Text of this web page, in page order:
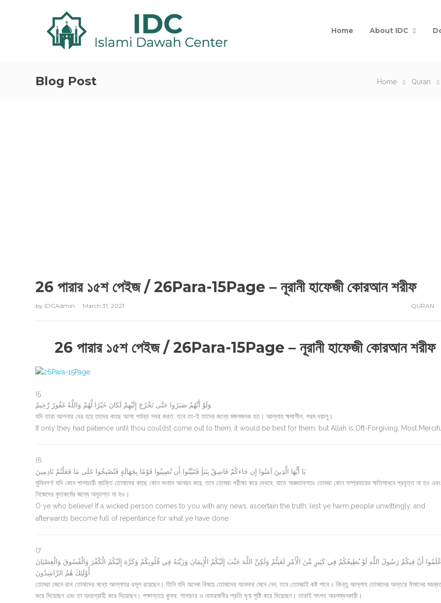
Home About IDC
Blog Post Home Quran
26 পারার ১৫শ পেইজ / 26Para-15Page – নূরানী হাফেজী কোরআন শরীফ
by IDCAdmin March 31, 2021 QURAN
26 পারার ১৫শ পেইজ / 26Para-15Page – নূরানী হাফেজী কোরআন শরীফ
(5
وَلَوْ أَنَّهُمْ صَبَرُوا حَتَّى تَخْرُجَ إِلَيْهِمْ لَكَانَ خَيْرًا لَّهُمْ وَاللَّهُ غَفُورٌ رَّحِيمٌ
যদি তারা আপনার বের হয়ে তাদের কাছে আসা পর্যন্ত সবর করত, তবে তা-ই তাদের জন্যে মঙ্গলজনক হত। আল্লাহ ক্ষমাশীল, পরম দয়ালু।
If only they had patience until thou couldst come out to them, it would be best for them: but Allah is Oft-Forgiving, Most
(6
يَا أَيُّهَا الَّذِينَ آمَنُوا إِن جَاءكُمْ فَاسِقٌ بِنَبَأٍ فَتَبَيَّنُوا أَن تُصِيبُوا قَوْمًا بِجَهَالَةٍ فَتُصْبِحُوا عَلَى مَا فَعَلْتُمْ نَادِمِينَ
মুমিনগণ! যদি কোন পাপাচারী ব্যক্তি তোমাদের কাছে কোন সংবাদ আনয়ন করে, তবে তোমরা পরীক্ষা করে দেখবে, যাতে অজ্ঞতাবশতঃ তোমরা কোন সম্প্রদায়ের ক্ষতিসাধনে প্রবৃত্ত না হও
নিজেদের কৃতকর্মের জন্যে অনুতপ্ত না হও।
O ye who believe! If a wicked person comes to you with any news, ascertain the truth, lest ye harm people unwittingly, and
afterwards become full of repentance for what ye have done.
(7
أَنَّ فِيكُمْ رَسُولَ اللَّهِ لَوْ يُطِيعُكُمْ فِي كَثِيرٍ مِّنَ الْأَمْرِ لَعَنِتُّمْ وَلَكِنَّ اللَّهَ حَبَّبَ إِلَيْكُمُ الْإِيمَانَ وَزَيَّنَهُ فِي قُلُوبِكُمْ وَكَرَّهَ إِلَيْكُمُ الْكُفْرَ وَالْفُسُوقَ وَالْعِصْيَانَ
أُوْلَئِكَ هُمُ الرَّاشِدُونَ
তোমরা জেনে রাখ তোমাদের মধ্যে আল্লাহর রসূল রয়েছেন। তিনি যদি অনেক বিষয়ে তোমাদের আবদার মেনে নেন, তবে তোমরাই কষ্ট পাবে। কিন্তু আল্লাহ তোমাদের অন্তরে ঈমানের মহব্বত
করে দিয়েছেন এবং তা হৃদয়গ্রাহী করে দিয়েছেন। পক্ষান্তরে কুফর, পাপাচার ও নাফরমানীর প্রতি ঘৃণা সৃষ্টি করে দিয়েছেন। তারাই সৎপথ অবলম্বনকারী।